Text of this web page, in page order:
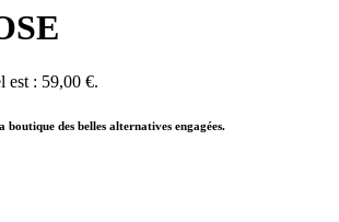
est : 59,00 €.
des belles alternatives engagées.